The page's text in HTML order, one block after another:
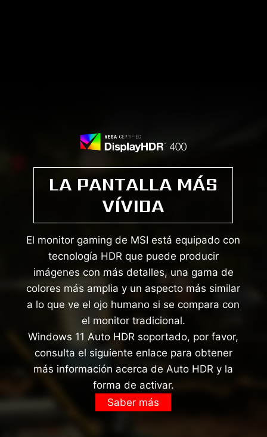
LA PANTALLA MÁS
VÍVIDA
El monitor gaming de MSI está equipado con
tecnología HDR que puede producir
imágenes con más detalles, una gama de
colores más amplia y un aspecto más similar
a lo que ve el ojo humano si se compara con
el monitor tradicional.
Windows 11 Auto HDR soportado, por favor,
consulta el siguiente enlace para obtener
más información acerca de Auto HDR y la
forma de activar.
Saber más